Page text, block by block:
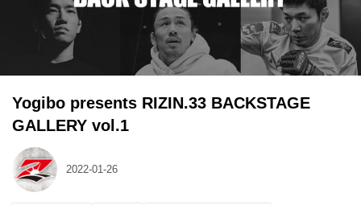
Yogibo presents RIZIN.33 BACKSTAGE
GALLERY vol.1
2022-01-26